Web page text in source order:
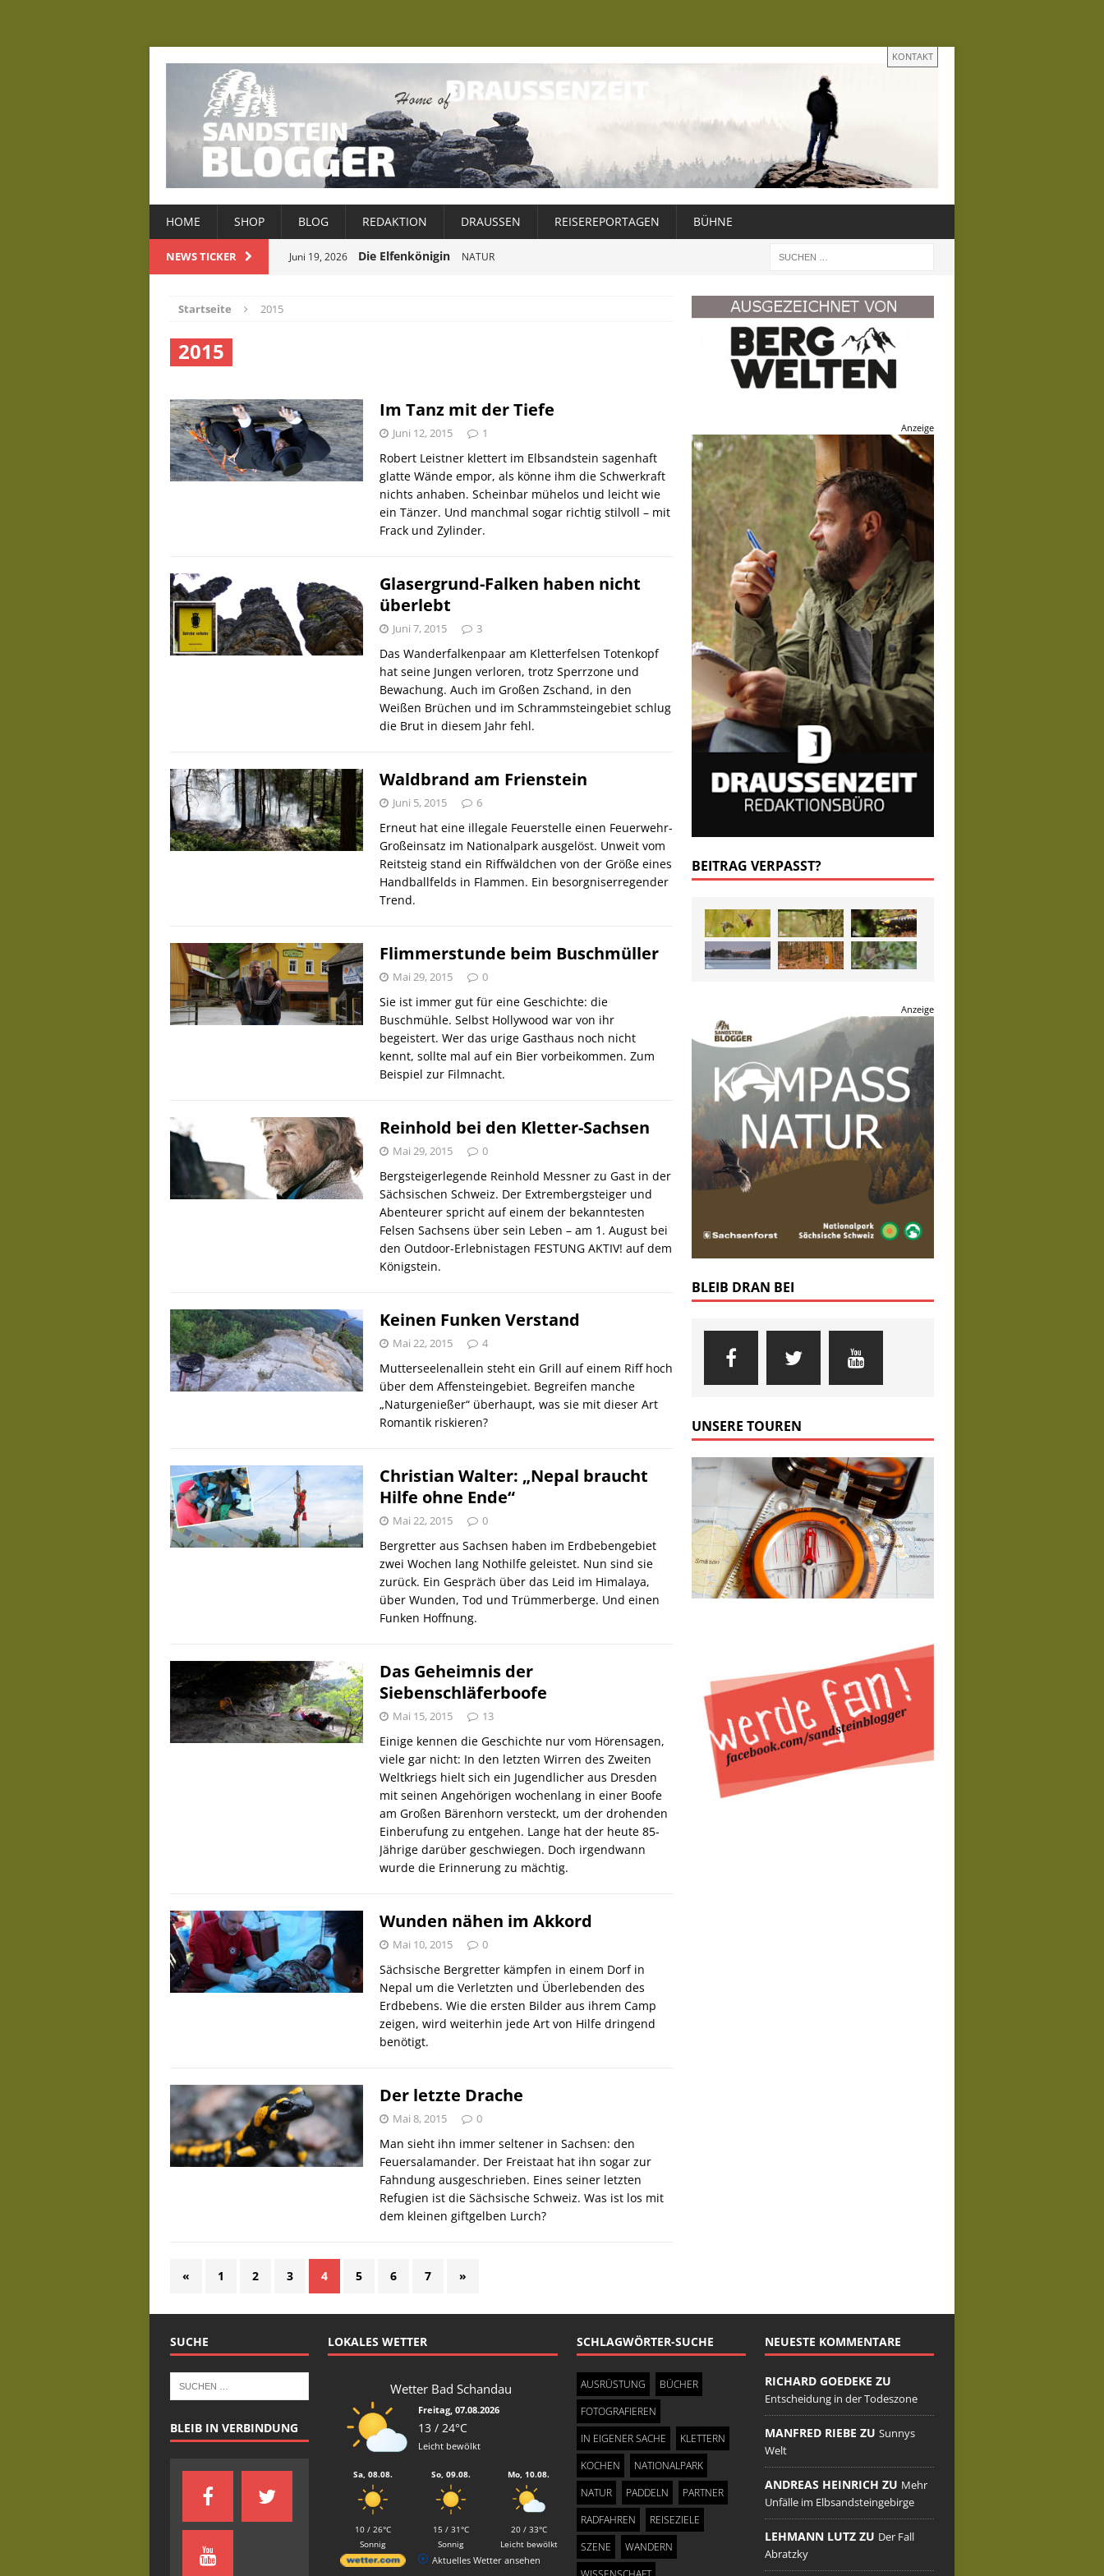
KONTAKT
HOME SHOP BLOG REDAKTION DRAUSSEN REISEREPORTAGEN BÜHNE
NEWS TICKER Juni 19, 2026 Die Elfenkönigin NATUR
Startseite 2015
2015
Im Tanz mit der Tiefe
Juni 12, 2015 1
Robert Leistner klettert im Elbsandstein sagenhaft
glatte Wände empor, als könne ihm die Schwerkraft
nichts anhaben. Scheinbar mühelos und leicht wie
ein Tänzer. Und manchmal sogar richtig stilvoll – mit
Frack und Zylinder.
Glasergrund-Falken haben nicht
überlebt
Juni 7, 2015 3
Das Wanderfalkenpaar am Kletterfelsen Totenkopf
hat seine Jungen verloren, trotz Sperrzone und
Bewachung. Auch im Großen Zschand, in den
Weißen Brüchen und im Schrammsteingebiet schlug
die Brut in diesem Jahr fehl.
Waldbrand am Frienstein
Juni 5, 2015 6
Erneut hat eine illegale Feuerstelle einen Feuerwehr-
Großeinsatz im Nationalpark ausgelöst. Unweit vom
Reitsteig stand ein Riffwäldchen von der Größe eines
Handballfelds in Flammen. Ein besorgniserregender
Trend.
Flimmerstunde beim Buschmüller
Mai 29, 2015 0
Sie ist immer gut für eine Geschichte: die
Buschmühle. Selbst Hollywood war von ihr
begeistert. Wer das urige Gasthaus noch nicht
kennt, sollte mal auf ein Bier vorbeikommen. Zum
Beispiel zur Filmnacht.
Reinhold bei den Kletter-Sachsen
Mai 29, 2015 0
Bergsteigerlegende Reinhold Messner zu Gast in der
Sächsischen Schweiz. Der Extrembergsteiger und
Abenteurer spricht auf einem der bekanntesten
Felsen Sachsens über sein Leben – am 1. August bei
den Outdoor-Erlebnistagen FESTUNG AKTIV! auf dem
Königstein.
Keinen Funken Verstand
Mai 22, 2015 4
Mutterseelenallein steht ein Grill auf einem Riff hoch
über dem Affensteingebiet. Begreifen manche
„Naturgenießer“ überhaupt, was sie mit dieser Art
Romantik riskieren?
Christian Walter: „Nepal braucht
Hilfe ohne Ende“
Mai 22, 2015 0
Bergretter aus Sachsen haben im Erdbebengebiet
zwei Wochen lang Nothilfe geleistet. Nun sind sie
zurück. Ein Gespräch über das Leid im Himalaya,
über Wunden, Tod und Trümmerberge. Und einen
Funken Hoffnung.
Das Geheimnis der
Siebenschläferboofe
Mai 15, 2015 13
Einige kennen die Geschichte nur vom Hörensagen,
viele gar nicht: In den letzten Wirren des Zweiten
Weltkriegs hielt sich ein Jugendlicher aus Dresden
mit seinen Angehörigen wochenlang in einer Boofe
am Großen Bärenhorn versteckt, um der drohenden
Einberufung zu entgehen. Lange hat der heute 85-
Jährige darüber geschwiegen. Doch irgendwann
wurde die Erinnerung zu mächtig.
Wunden nähen im Akkord
Mai 10, 2015 0
Sächsische Bergretter kämpfen in einem Dorf in
Nepal um die Verletzten und Überlebenden des
Erdbebens. Wie die ersten Bilder aus ihrem Camp
zeigen, wird weiterhin jede Art von Hilfe dringend
benötigt.
Der letzte Drache
Mai 8, 2015 0
Man sieht ihn immer seltener in Sachsen: den
Feuersalamander. Der Freistaat hat ihn sogar zur
Fahndung ausgeschrieben. Eines seiner letzten
Refugien ist die Sächsische Schweiz. Was ist los mit
dem kleinen giftgelben Lurch?
« 1 2 3 4 5 6 7 »
Anzeige
BEITRAG VERPASST?
Anzeige
BLEIB DRAN BEI
UNSERE TOUREN
SUCHE
BLEIB IN VERBINDUNG
LOKALES WETTER
Wetter Bad Schandau
Freitag, 07.08.2026
13 / 24°C
Leicht bewölkt
Sa, 08.08.
10 / 26°C
Sonnig
So, 09.08.
15 / 31°C
Sonnig
Mo, 10.08.
20 / 33°C
Leicht bewölkt
Aktuelles Wetter ansehen
SCHLAGWÖRTER-SUCHE
AUSRÜSTUNG
BÜCHER
FOTOGRAFIEREN
IN EIGENER SACHE
KLETTERN
KOCHEN
NATIONALPARK
NATUR
PADDELN
PARTNER
RADFAHREN
REISEZIELE
SZENE
WANDERN
NEUESTE KOMMENTARE
RICHARD GOEDEKE ZU
Entscheidung in der Todeszone
MANFRED RIEBE ZUSunnys
Welt
ANDREAS HEINRICH ZU Mehr
Unfälle im Elbsandsteingebirge
LEHMANN LUTZ ZU Der Fall
Abratzky